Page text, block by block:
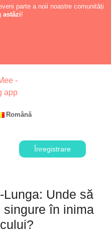
parte a noii noastre comunități
astăzi!
Română
Înregistrare
Unde să
în inima